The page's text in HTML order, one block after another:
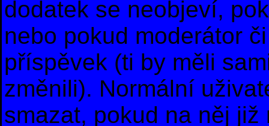
dodatek se neobjeví,
nebo pokud moderátor
příspěvek (ti by měli
změnili). Normální
smazat, pokud na něj